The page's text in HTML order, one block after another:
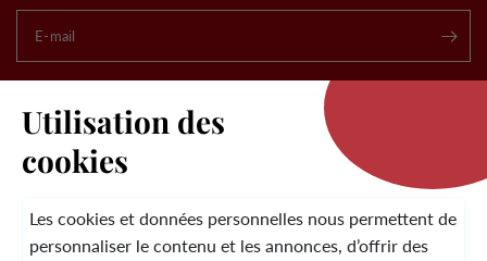
E-mail
LA MARQUE
Utilisation des
cookies
Les cookies et données personnelles nous permettent de
personnaliser le contenu et les annonces, d’offrir des